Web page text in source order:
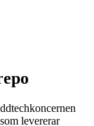
levererar